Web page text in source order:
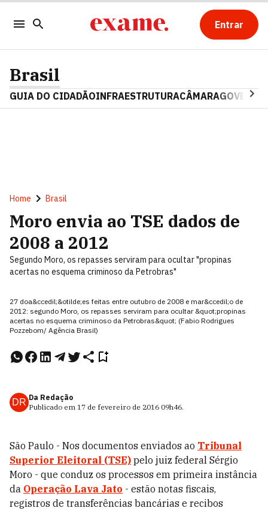
Entrar
Brasil
GUIA DO CIDADÃOINFRAESTRUTURACÂMARAGOVERNO
Home Brasil
Moro envia ao TSE dados de
2008 a 2012
Segundo Moro, os repasses serviram para ocultar "propinas
acertas no esquema criminoso da Petrobras"
27 doa&ccedil;&otilde;es feitas entre outubro de 2008 e mar&ccedil;o de
2012: segundo Moro, os repasses serviram para ocultar &quot;propinas
acertas no esquema criminoso da Petrobras&quot; (Fabio Rodrigues
Pozzebom/ Agência Brasil)
DR Da Redação
Publicado em 17 de fevereiro de 2016 09h46.
São Paulo - Nos documentos enviados ao Tribunal
Superior Eleitoral (TSE) pelo juiz federal Sérgio
Moro - que conduz os processos em primeira instância
da Operação Lava Jato - estão notas fiscais,
registros de transferências bancárias e recibos